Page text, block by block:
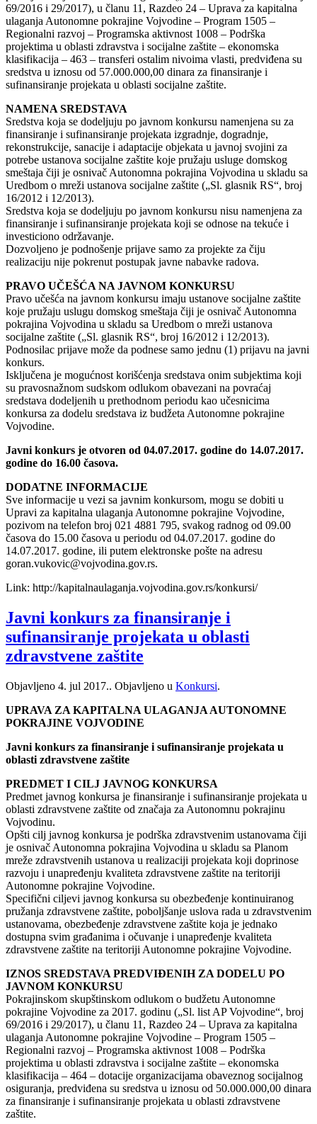
69/2016 i 29/2017), u članu 11, Razdeo 24 – Uprava za kapitalna
ulaganja Autonomne pokrajine Vojvodine – Program 1505 –
Regionalni razvoj – Programska aktivnost 1008 – Podrška
projektima u oblasti zdravstva i socijalne zaštite – ekonomska
klasifikacija – 463 – transferi ostalim nivoima vlasti, predviđena su
sredstva u iznosu od 57.000.000,00 dinara za finansiranje i
sufinansiranje projekata u oblasti socijalne zaštite.
NAMENA SREDSTAVA
Sredstva koja se dodeljuju po javnom konkursu namenjena su za
finansiranje i sufinansiranje projekata izgradnje, dogradnje,
rekonstrukcije, sanacije i adaptacije objekata u javnoj svojini za
potrebe ustanova socijalne zaštite koje pružaju usluge domskog
smeštaja čiji je osnivač Autonomna pokrajina Vojvodina u skladu sa
Uredbom o mreži ustanova socijalne zaštite („Sl. glasnik RS“, broj
16/2012 i 12/2013).
Sredstva koja se dodeljuju po javnom konkursu nisu namenjena za
finansiranje i sufinansiranje projekata koji se odnose na tekuće i
investiciono održavanje.
Dozvoljeno je podnošenje prijave samo za projekte za čiju
realizaciju nije pokrenut postupak javne nabavke radova.
PRAVO UČEŠĆA NA JAVNOM KONKURSU
Pravo učešća na javnom konkursu imaju ustanove socijalne zaštite
koje pružaju uslugu domskog smeštaja čiji je osnivač Autonomna
pokrajina Vojvodina u skladu sa Uredbom o mreži ustanova
socijalne zaštite („Sl. glasnik RS“, broj 16/2012 i 12/2013).
Podnosilac prijave može da podnese samo jednu (1) prijavu na javni
konkurs.
Isključena je mogućnost korišćenja sredstava onim subjektima koji
su pravosnažnom sudskom odlukom obavezani na povraćaj
sredstava dodeljenih u prethodnom periodu kao učesnicima
konkursa za dodelu sredstava iz budžeta Autonomne pokrajine
Vojvodine.
Javni konkurs je otvoren od 04.07.2017. godine do 14.07.2017.
godine do 16.00 časova.
DODATNE INFORMACIJE
Sve informacije u vezi sa javnim konkursom, mogu se dobiti u
Upravi za kapitalna ulaganja Autonomne pokrajine Vojvodine,
pozivom na telefon broj 021 4881 795, svakog radnog od 09.00
časova do 15.00 časova u periodu od 04.07.2017. godine do
14.07.2017. godine, ili putem elektronske pošte na adresu
goran.vukovic@vojvodina.gov.rs.
Link: http://kapitalnaulaganja.vojvodina.gov.rs/konkursi/
Javni konkurs za finansiranje i
sufinansiranje projekata u oblasti
zdravstvene zaštite
Objavljeno 4. jul 2017.. Objavljeno u Konkursi.
UPRAVA ZA KAPITALNA ULAGANJA AUTONOMNE
POKRAJINE VOJVODINE
Javni konkurs za finansiranje i sufinansiranje projekata u
oblasti zdravstvene zaštite
PREDMET I CILJ JAVNOG KONKURSA
Predmet javnog konkursa je finansiranje i sufinansiranje projekata u
oblasti zdravstvene zaštite od značaja za Autonomnu pokrajinu
Vojvodinu.
Opšti cilj javnog konkursa je podrška zdravstvenim ustanovama čiji
je osnivač Autonomna pokrajina Vojvodina u skladu sa Planom
mreže zdravstvenih ustanova u realizaciji projekata koji doprinose
razvoju i unapređenju kvaliteta zdravstvene zaštite na teritoriji
Autonomne pokrajine Vojvodine.
Specifični ciljevi javnog konkursa su obezbeđenje kontinuiranog
pružanja zdravstvene zaštite, poboljšanje uslova rada u zdravstvenim
ustanovama, obezbeđenje zdravstvene zaštite koja je jednako
dostupna svim građanima i očuvanje i unapređenje kvaliteta
zdravstvene zaštite na teritoriji Autonomne pokrajine Vojvodine.
IZNOS SREDSTAVA PREDVIĐENIH ZA DODELU PO
JAVNOM KONKURSU
Pokrajinskom skupštinskom odlukom o budžetu Autonomne
pokrajine Vojvodine za 2017. godinu („Sl. list AP Vojvodine“, broj
69/2016 i 29/2017), u članu 11, Razdeo 24 – Uprava za kapitalna
ulaganja Autonomne pokrajine Vojvodine – Program 1505 –
Regionalni razvoj – Programska aktivnost 1008 – Podrška
projektima u oblasti zdravstva i socijalne zaštite – ekonomska
klasifikacija – 464 – dotacije organizacijama obaveznog socijalnog
osiguranja, predviđena su sredstva u iznosu od 50.000.000,00 dinara
za finansiranje i sufinansiranje projekata u oblasti zdravstvene
zaštite.